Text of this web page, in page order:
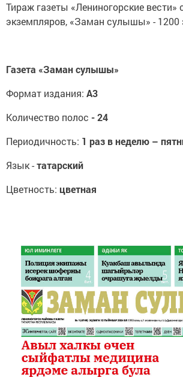
Тираж газеты «Лениногорские вести»
экземпляров, «Заман сулышы» - 1200
Газета «Заман сулышы»
Формат издания: А3
Количество полос - 24
Периодичность: 1 раз в неделю –
Язык -татарский
Цветность: цветная